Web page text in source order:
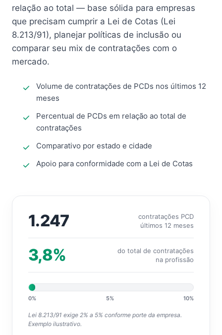
relação ao total — base sólida para empresas
que precisam cumprir a Lei de Cotas (Lei
8.213/91), planejar políticas de inclusão ou
comparar seu mix de contratações com o
mercado.
Volume de contratações de PCDs nos últimos 12
meses
Percentual de PCDs em relação ao total de
contratações
Comparativo por estado e cidade
Apoio para conformidade com a Lei de Cotas
1.247
contratações PCD
últimos 12 meses
3,8%
do total de contratações
na profissão
0% 5% 10%
Lei 8.213/91 exige 2% a 5% conforme porte da empresa.
Exemplo ilustrativo.